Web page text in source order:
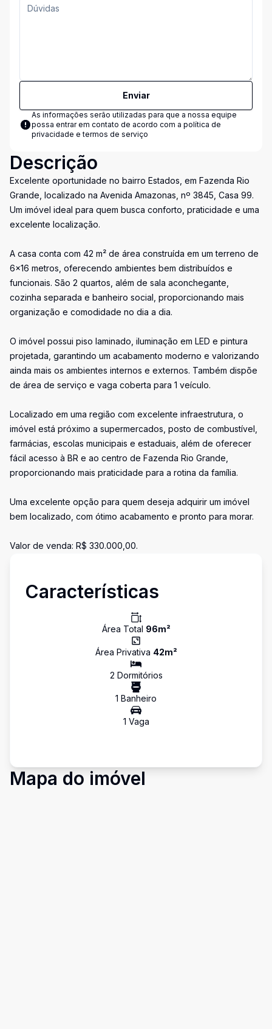
Enviar
As informações serão utilizadas para que a nossa equipe
possa entrar em contato de acordo com a política de
privacidade e termos de serviço
Descrição
Excelente oportunidade no bairro Estados, em Fazenda Rio
Grande, localizado na Avenida Amazonas, nº 3845, Casa 99.
Um imóvel ideal para quem busca conforto, praticidade e uma
excelente localização.
A casa conta com 42 m² de área construída em um terreno de
6x16 metros, oferecendo ambientes bem distribuídos e
funcionais. São 2 quartos, além de sala aconchegante,
cozinha separada e banheiro social, proporcionando mais
organização e comodidade no dia a dia.
O imóvel possui piso laminado, iluminação em LED e pintura
projetada, garantindo um acabamento moderno e valorizando
ainda mais os ambientes internos e externos. Também dispõe
de área de serviço e vaga coberta para 1 veículo.
Localizado em uma região com excelente infraestrutura, o
imóvel está próximo a supermercados, posto de combustível,
farmácias, escolas municipais e estaduais, além de oferecer
fácil acesso à BR e ao centro de Fazenda Rio Grande,
proporcionando mais praticidade para a rotina da família.
Uma excelente opção para quem deseja adquirir um imóvel
bem localizado, com ótimo acabamento e pronto para morar.
Valor de venda: R$ 330.000,00.
Características
Área Total 96m²
Área Privativa 42m²
2 Dormitórios
1 Banheiro
1 Vaga
Mapa do imóvel